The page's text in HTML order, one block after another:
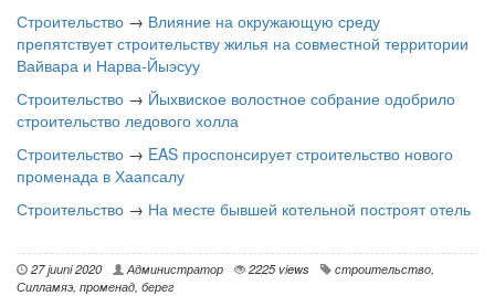
Строительство → Влияние на окружающую среду
препятствует строительству жилья на совместной территории
Вайвара и Нарва-Йыэсуу
Строительство → Йыхвиское волостное собрание одобрило
строительство ледового холла
Строительство → EAS проспонсирует строительство нового
променада в Хаапсалу
Строительство → На месте бывшей котельной построят отель
27 juuni 2020 Администратор 2225 views строительство,
Силламяэ, променад, берег